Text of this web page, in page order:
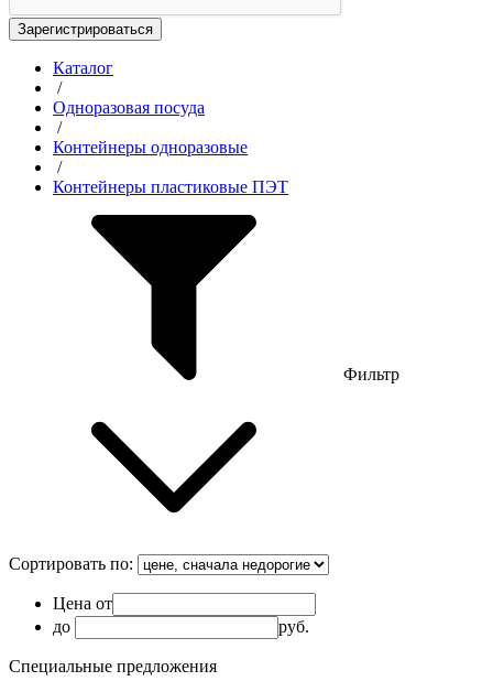
Зарегистрироваться
Каталог
/
Одноразовая посуда
/
Контейнеры одноразовые
/
Контейнеры пластиковые ПЭТ
Фильтр
Сортировать по:
Цена от
до
руб.
Специальные предложения